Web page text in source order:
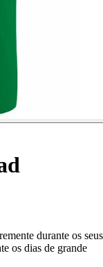
durante os seus
os dias de grande